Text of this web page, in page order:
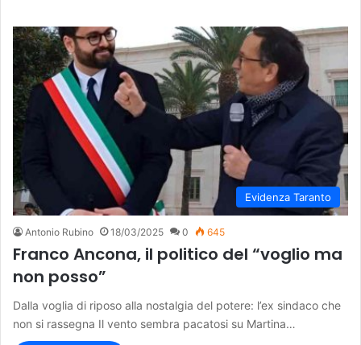
Evidenza Taranto
Antonio Rubino 18/03/2025 0 645
Franco Ancona, il politico del “voglio ma
non posso”
Dalla voglia di riposo alla nostalgia del potere: l’ex sindaco che
non si rassegna Il vento sembra pacatosi su Martina…